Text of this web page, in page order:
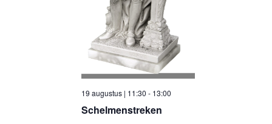
Schelmenstreken
19 augustus | 11:30 - 13:00